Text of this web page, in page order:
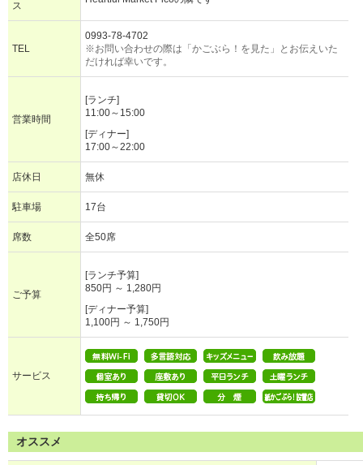
ス
TEL
0993-78-4702
※お問い合わせの際は「かごぶら！を見た」とお伝えいた
だければ幸いです。
営業時間
[ランチ]
11:00～15:00
[ディナー]
17:00～22:00
店休日 無休
駐車場 17台
席数 全50席
ご予算
[ランチ予算]
850円 ～ 1,280円
[ディナー予算]
1,100円 ～ 1,750円
サービス
オススメ